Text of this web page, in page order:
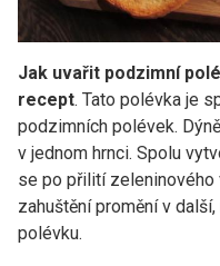
Jak uvařit podzimní
recept. Tato polévka je
podzimních polévek.
v jednom hrnci. Spolu
se po přilití zeleninového
zahuštění promění v
polévku.